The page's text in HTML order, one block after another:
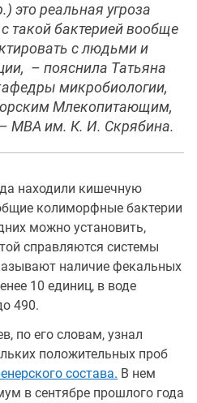
это реальная угроза
такой бактерией вообще
с людьми и
– пояснила Татьяна
микробиологии,
Млекопитающим,
МВА им. К. И. Скрябина.
находили кишечную
колиморфные бактерии
можно установить,
справляются системы
наличие фекальных
10 единиц, в воде
490.
по его словам, узнал
положительных проб
состава. В нем
в сентябре прошлого года